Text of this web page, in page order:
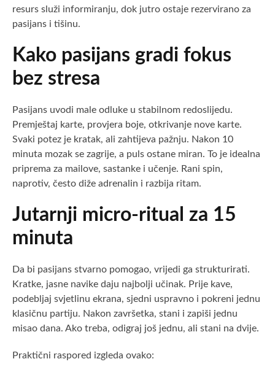
resurs služi informiranju, dok jutro ostaje rezervirano za
pasijans i tišinu.
Kako pasijans gradi fokus
bez stresa
Pasijans uvodi male odluke u stabilnom redoslijedu.
Premještaj karte, provjera boje, otkrivanje nove karte.
Svaki potez je kratak, ali zahtijeva pažnju. Nakon 10
minuta mozak se zagrije, a puls ostane miran. To je idealna
priprema za mailove, sastanke i učenje. Rani spin,
naprotiv, često diže adrenalin i razbija ritam.
Jutarnji micro-ritual za 15
minuta
Da bi pasijans stvarno pomogao, vrijedi ga strukturirati.
Kratke, jasne navike daju najbolji učinak. Prije kave,
podebljaj svjetlinu ekrana, sjedni uspravno i pokreni jednu
klasičnu partiju. Nakon završetka, stani i zapiši jednu
misao dana. Ako treba, odigraj još jednu, ali stani na dvije.
Praktični raspored izgleda ovako: